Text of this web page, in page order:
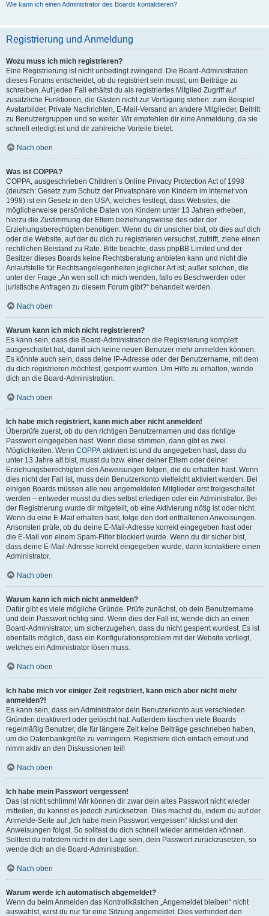
Wie kann ich einen Administrator des Boards kontaktieren?
Registrierung und Anmeldung
Wozu muss ich mich registrieren?
Eine Registrierung ist nicht unbedingt zwingend. Die Board-Administration
dieses Forums entscheidet, ob du registriert sein musst, um Beiträge zu
schreiben. Auf jeden Fall erhältst du als registriertes Mitglied Zugriff auf
zusätzliche Funktionen, die Gästen nicht zur Verfügung stehen: zum Beispiel
Avatarbilder, Private Nachrichten, E-Mail-Versand an andere Mitglieder, Beitritt
zu Benutzergruppen und so weiter. Wir empfehlen dir eine Anmeldung, da sie
schnell erledigt ist und dir zahlreiche Vorteile bietet.
Nach oben
Was ist COPPA?
COPPA, ausgeschrieben Children’s Online Privacy Protection Act of 1998
(deutsch: Gesetz zum Schutz der Privatsphäre von Kindern im Internet von
1998) ist ein Gesetz in den USA, welches festlegt, dass Websites, die
möglicherweise persönliche Daten von Kindern unter 13 Jahren erheben,
hierzu die Zustimmung der Eltern beziehungsweise des oder der
Erziehungsberechtigten benötigen. Wenn du dir unsicher bist, ob dies auf dich
oder die Website, auf der du dich zu registrieren versuchst, zutrifft, ziehe einen
rechtlichen Beistand zu Rate. Bitte beachte, dass phpBB Limited und der
Besitzer dieses Boards keine Rechtsberatung anbieten kann und nicht die
Anlaufstelle für Rechtsangelegenheiten jeglicher Art ist; außer solchen, die
unter der Frage „An wen soll ich mich wenden, falls es Beschwerden oder
juristische Anfragen zu diesem Forum gibt?“ behandelt werden.
Nach oben
Warum kann ich mich nicht registrieren?
Es kann sein, dass die Board-Administration die Registrierung komplett
ausgeschaltet hat, damit sich keine neuen Benutzer mehr anmelden können.
Es könnte auch sein, dass deine IP-Adresse oder der Benutzername, mit dem
du dich registrieren möchtest, gesperrt wurden. Um Hilfe zu erhalten, wende
dich an die Board-Administration.
Nach oben
Ich habe mich registriert, kann mich aber nicht anmelden!
Überprüfe zuerst, ob du den richtigen Benutzernamen und das richtige
Passwort eingegeben hast. Wenn diese stimmen, dann gibt es zwei
Möglichkeiten. Wenn COPPA aktiviert ist und du angegeben hast, dass du
unter 13 Jahre alt bist, musst du bzw. einer deiner Eltern oder deiner
Erziehungsberechtigten den Anweisungen folgen, die du erhalten hast. Wenn
dies nicht der Fall ist, muss dein Benutzerkonto vielleicht aktiviert werden. Bei
einigen Boards müssen alle neu angemeldeten Mitglieder erst freigeschaltet
werden – entweder musst du dies selbst erledigen oder ein Administrator. Bei
der Registrierung wurde dir mitgeteilt, ob eine Aktivierung nötig ist oder nicht.
Wenn du eine E-Mail erhalten hast, folge den dort enthaltenen Anweisungen.
Ansonsten prüfe, ob du deine E-Mail-Adresse korrekt eingegeben hast oder
die E-Mail von einem Spam-Filter blockiert wurde. Wenn du dir sicher bist,
dass deine E-Mail-Adresse korrekt eingegeben wurde, dann kontaktiere einen
Administrator.
Nach oben
Warum kann ich mich nicht anmelden?
Dafür gibt es viele mögliche Gründe. Prüfe zunächst, ob dein Benutzername
und dein Passwort richtig sind. Wenn dies der Fall ist, wende dich an einen
Board-Administrator, um sicherzugehen, dass du nicht gesperrt wurdest. Es ist
ebenfalls möglich, dass ein Konfigurationsproblem mit der Website vorliegt,
welches ein Administrator lösen muss.
Nach oben
Ich habe mich vor einiger Zeit registriert, kann mich aber nicht mehr
anmelden?!
Es kann sein, dass ein Administrator dein Benutzerkonto aus verschieden
Gründen deaktiviert oder gelöscht hat. Außerdem löschen viele Boards
regelmäßig Benutzer, die für längere Zeit keine Beiträge geschrieben haben,
um die Datenbankgröße zu verringern. Registriere dich einfach erneut und
nimm aktiv an den Diskussionen teil!
Nach oben
Ich habe mein Passwort vergessen!
Das ist nicht schlimm! Wir können dir zwar dein altes Passwort nicht wieder
mitteilen, du kannst es jedoch zurücksetzen. Dies machst du, indem du auf der
Anmelde-Seite auf „Ich habe mein Passwort vergessen“ klickst und den
Anweisungen folgst. So solltest du dich schnell wieder anmelden können.
Solltest du trotzdem nicht in der Lage sein, dein Passwort zurückzusetzen, so
wende dich an die Board-Administration.
Nach oben
Warum werde ich automatisch abgemeldet?
Wenn du beim Anmelden das Kontrollkästchen „Angemeldet bleiben“ nicht
auswählst, wirst du nur für eine Sitzung angemeldet. Dies verhindert den